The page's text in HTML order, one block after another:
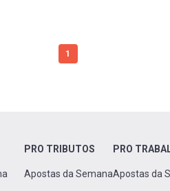
1
PRO TRIBUTOS
Apostas da Semana
PRO
Apostas da